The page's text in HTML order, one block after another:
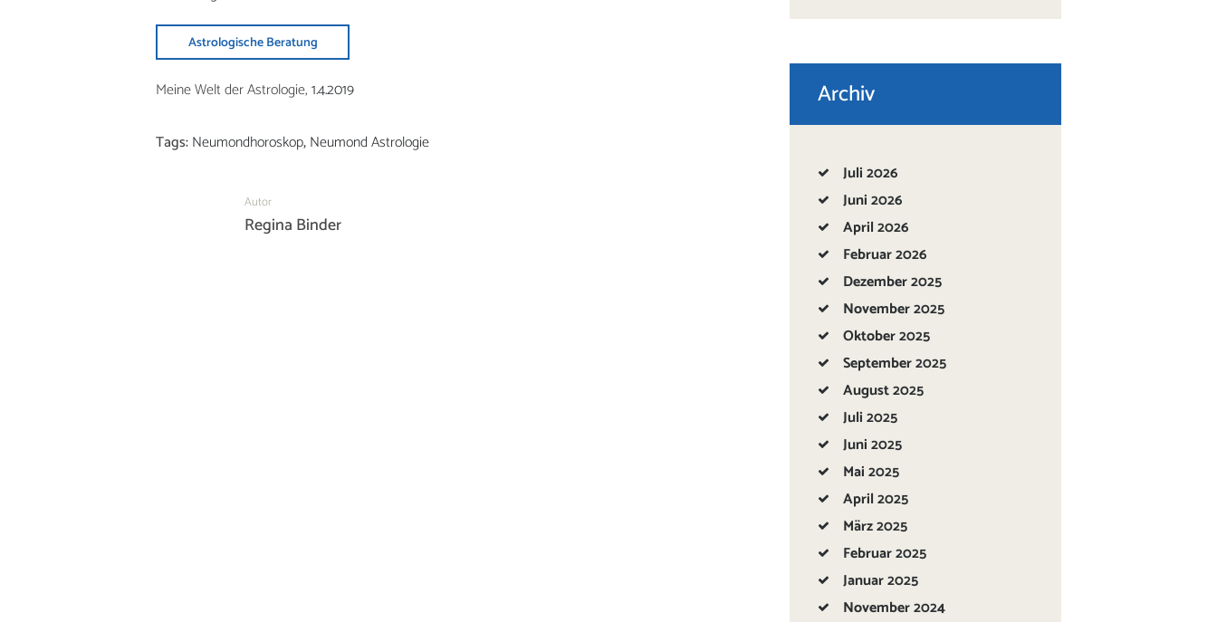
Astrologische Beratung
Meine Welt der Astrologie,1.4.2019
Tags:Neumondhoroskop,Neumond Astrologie
Autor
Regina Binder
Archiv
Juli2026
Juni2026
April2026
Februar2026
Dezember2025
November2025
Oktober2025
September2025
August2025
Juli2025
Juni2025
Mai2025
April2025
März2025
Februar2025
Januar2025
November2024